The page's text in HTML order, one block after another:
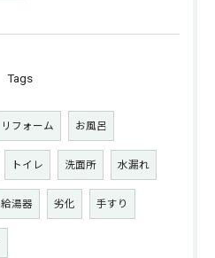
Tags
リフォーム お風呂
トイレ 洗面所 水漏れ
給湯器 劣化 手すり